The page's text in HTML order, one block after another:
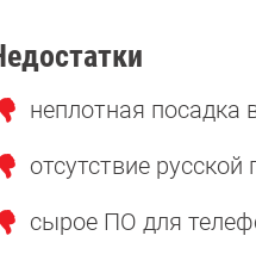
неплотная посадка
отсутствие
сырое ПО для